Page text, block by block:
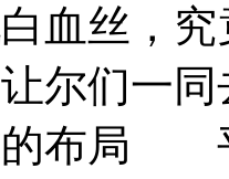
血丝，
尔们一
局 平